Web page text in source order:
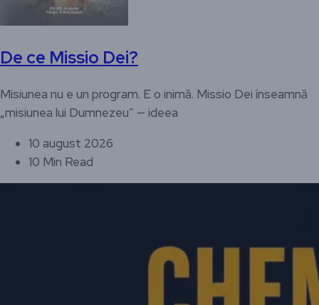
De ce Missio Dei?
Misiunea nu e un program. E o inimă. Missio Dei înseamnă
„misiunea lui Dumnezeu” — ideea
10 august 2026
10 Min Read